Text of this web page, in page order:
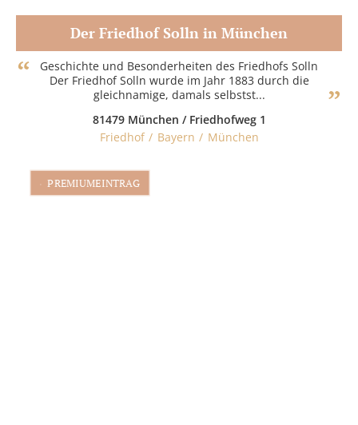
Der Friedhof Solln in München
Geschichte und Besonderheiten des Friedhofs Solln
Der Friedhof Solln wurde im Jahr 1883 durch die
gleichnamige, damals selbstst...
81479 München / Friedhofweg 1
Friedhof
Bayern München
PREMIUMEINTRAG